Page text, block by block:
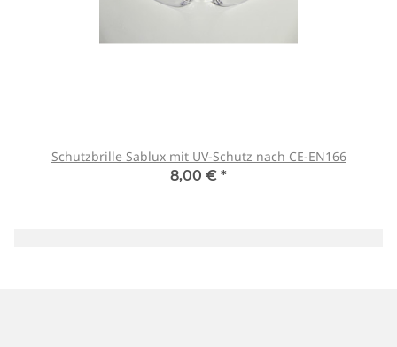
Schutzbrille Sablux mit UV-Schutz nach CE-EN166
8,00 € *